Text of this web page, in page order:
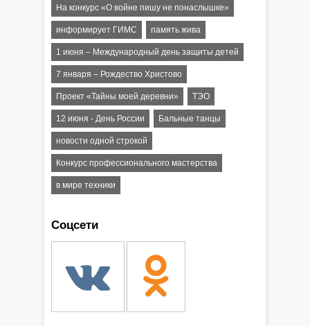
На конкурс «О войне пишу не понаслышке»
информирует ГИМС память жива
1 июня – Международный день защиты детей
7 января – Рождество Христово
Проект «Тайны моей деревни» ТЭО
12 июня - День России Бальные танцы
новости одной строкой
Конкурс профессионального мастерства
в мире техники
Соцсети